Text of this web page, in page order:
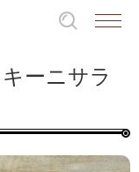
ーニサラ